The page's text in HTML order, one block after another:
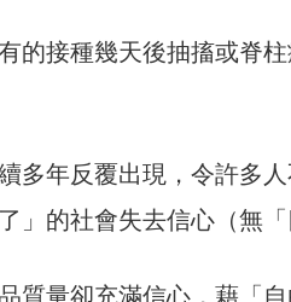
的接種幾天後抽搐或脊柱
多年反覆出現，令許多
」的社會失去信心（無「
質量卻充滿信心，藉「